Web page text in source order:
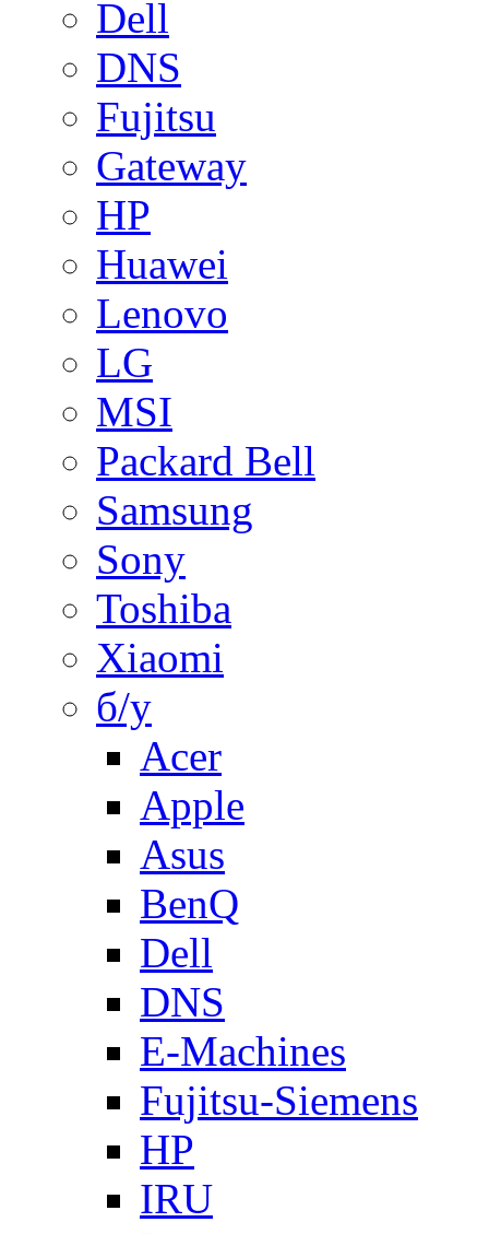
Dell
DNS
Fujitsu
Gateway
HP
Huawei
Lenovo
LG
MSI
Packard Bell
Samsung
Sony
Toshiba
Xiaomi
б/у
Acer
Apple
Asus
BenQ
Dell
DNS
E-Machines
Fujitsu-Siemens
HP
IRU